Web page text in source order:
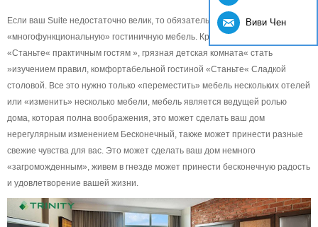
Если ваш Suite недостаточно велик, то обязательно рассмотрите
«многофункциональную» гостиничную мебель. Красивая гостиная
«Станьте« практичным гостям », грязная детская комната« стать
»изучением правил, комфортабельной гостиной «Станьте« Сладкой
столовой. Все это нужно только «переместить» мебель нескольких отелей
или «изменить» несколько мебели, мебель является ведущей ролью
дома, которая полна воображения, это может сделать ваш дом
нерегулярным изменением Бесконечный, также может принести разные
свежие чувства для вас. Это может сделать ваш дом немного
«загроможденным», живем в гнезде может принести бесконечную радость
и удовлетворение вашей жизни.
Виви Чен